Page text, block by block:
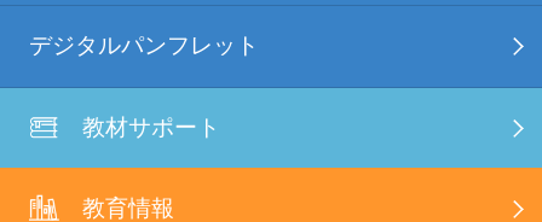
デジタルパンフレット
教材サポート
教育情報